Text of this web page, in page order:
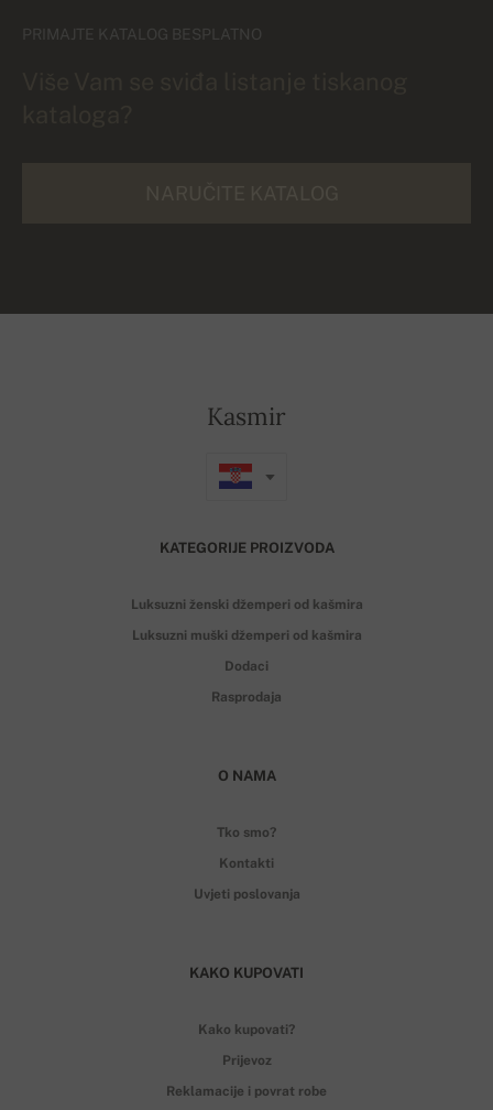
PRIMAJTE KATALOG BESPLATNO
Kasmir
KATEGORIJE PROIZVODA
Luksuzni ženski džemperi od kašmira
Luksuzni muški džemperi od kašmira
Dodaci
Rasprodaja
O NAMA
Tko smo?
Kontakti
Uvjeti poslovanja
KAKO KUPOVATI
Kako kupovati?
Prijevoz
Reklamacije i povrat robe